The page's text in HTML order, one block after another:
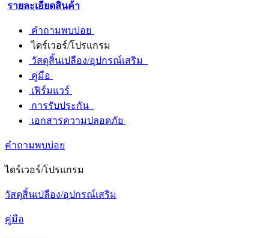
รายละเอียดสินค้า
คำถามพบบ่อย
ไดร์เวอร์/โปรแกรม
วัสดุสิ้นเปลือง/อุปกรณ์เสริม
คู่มือ
เฟิร์มแวร์
การรับประกัน
เอกสารความปลอดภัย
คำถามพบบ่อย
ไดร์เวอร์/โปรแกรม
วัสดุสิ้นเปลือง/อุปกรณ์เสริม
คู่มือ